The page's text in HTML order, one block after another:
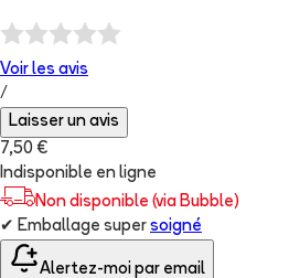
Voir les avis
/
Laisser un avis
7,50 €
Indisponible en ligne
Non disponible (via Bubble)
✔ Emballage super soigné
Alertez-moi par email